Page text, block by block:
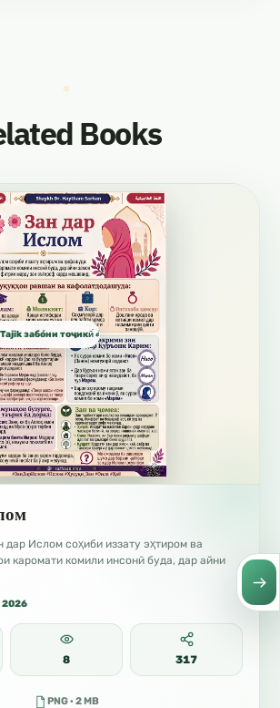
Забони Тоҷикӣ
Books
Tajik забо́ни тоҷикӣ́ الطاجيكية
дар Ислом соҳиби иззату эҳтиром ва
каромати комили инсонӣ буда, дар айни
2026
8 317
PNG · 2 MB